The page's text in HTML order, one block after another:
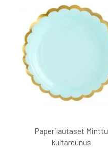
Paperilautaset Minttu
kultareunus